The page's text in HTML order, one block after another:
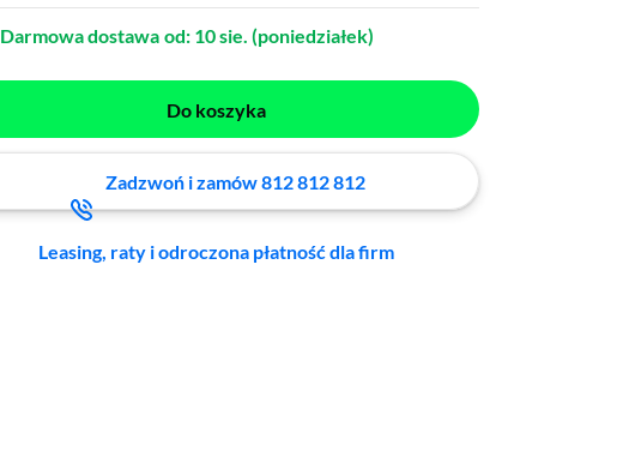
Darmowa dostawa od: 10 sie. (poniedziałek)
Do koszyka
Zadzwoń i zamów 812 812 812
Leasing, raty i odroczona płatność dla firm